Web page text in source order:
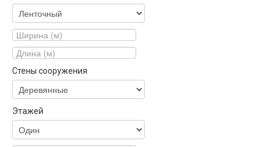
Стены сооружения
Этажей